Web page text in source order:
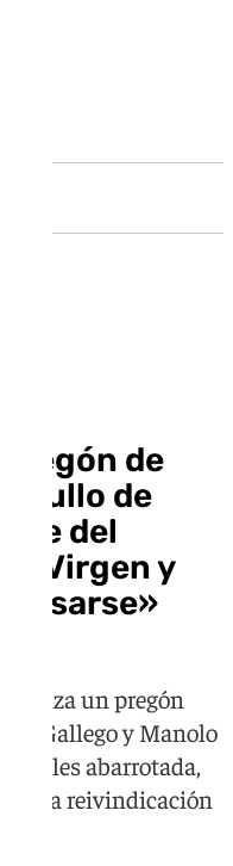
pregón de
de
del
Virgen y
casarse»
un pregón
Gallego y Manolo
abarrotada,
y una reivindicación